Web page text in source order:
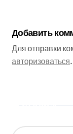
Добавить
Для отправки
авторизоваться.